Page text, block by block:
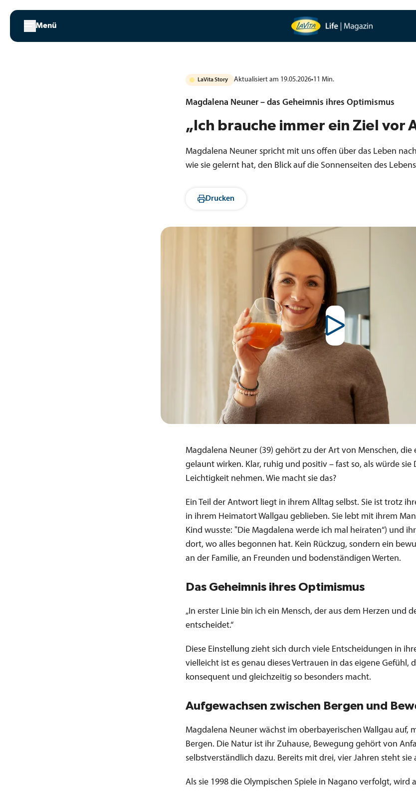
Inhalt
Menü
LaVita Story Aktualisiert am 19.05.2026•11 Min.
Magdalena Neuner – das Geheimnis ihres Optimismus
„Ich brauche immer ein Ziel vor
Magdalena Neuner spricht mit uns offen über das Leben
wie sie gelernt hat, den Blick auf die Sonnenseiten des
Drucken
Magdalena Neuner (39) gehört zu der Art von Menschen,
gelaunt wirken. Klar, ruhig und positiv – fast so, als würde
Leichtigkeit nehmen. Wie macht sie das?
Ein Teil der Antwort liegt in ihrem Alltag selbst. Sie ist trotz
in ihrem Heimatort Wallgau geblieben. Sie lebt mit ihrem
Kind wusste: "Die Magdalena werde ich mal heiraten“) und
dort, wo alles begonnen hat. Kein Rückzug, sondern ein
an der Familie, an Freunden und bodenständigen Werten.
Das Geheimnis ihres Optimismus
„In erster Linie bin ich ein Mensch, der aus dem Herzen und
entscheidet.“
Diese Einstellung zieht sich durch viele Entscheidungen in
vielleicht ist es genau dieses Vertrauen in das eigene Gefühl,
konsequent und gleichzeitig so besonders macht.
Aufgewachsen zwischen Bergen und
Magdalena Neuner wächst im oberbayerischen Wallgau auf,
Bergen. Die Natur ist ihr Zuhause, Bewegung gehört von
selbstverständlich dazu. Bereits mit drei, vier Jahren steht sie
Als sie 1998 die Olympischen Spiele in Nagano verfolgt, wird